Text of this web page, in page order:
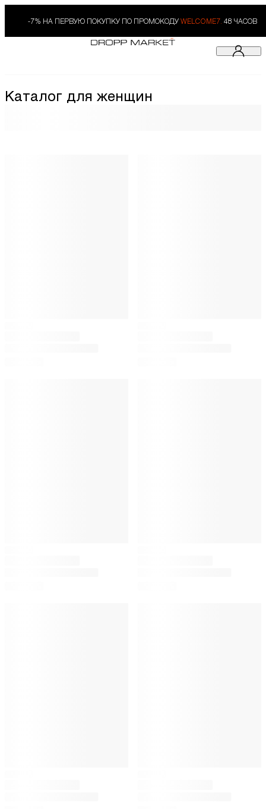
-7% НА ПЕРВУЮ ПОКУПКУ ПО ПРОМОКОДУ WELCOME7. 48 ЧАСОВ
Каталог для женщин